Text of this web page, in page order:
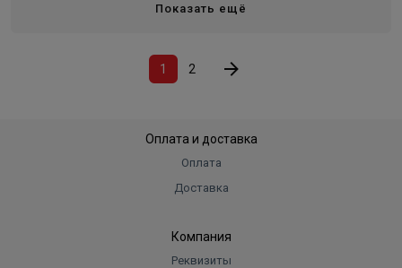
Показать ещё
1 2
Оплата и доставка
Оплата
Доставка
Компания
Реквизиты